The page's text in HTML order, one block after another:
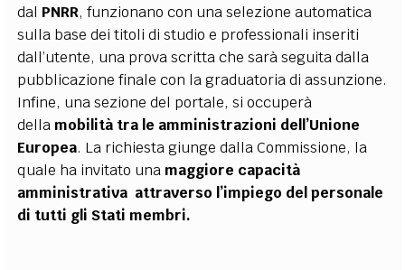
dal PNRR, funzionano con una selezione automatica
sulla base dei titoli di studio e professionali inseriti
dall’utente, una prova scritta che sarà seguita dalla
pubblicazione finale con la graduatoria di assunzione.
Infine, una sezione del portale, si occuperà
della mobilità tra le amministrazioni dell’Unione
Europea. La richiesta giunge dalla Commissione, la
quale ha invitato una maggiore capacità
amministrativa attraverso l’impiego del personale
di tutti gli Stati membri.